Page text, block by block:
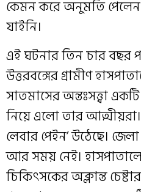
কেমন করে অনুমতি
যাইনি।
এই ঘটনার তিন চার বছর
উত্তরবঙ্গের গ্রামীণ
সাতমাসের অন্তঃসত্ত্বা
নিয়ে এলো তার আত্মীয়রা।
লেবার পেইন’ উঠেছে।
আর সময় নেই।
চিকিৎসকের অক্লান্ত